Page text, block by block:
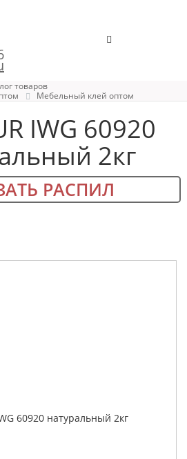
товаров
Мебельный клей оптом
IWG 60920
2кг
РАСПИЛ